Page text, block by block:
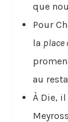
que
Pour
la place
au
À Die,